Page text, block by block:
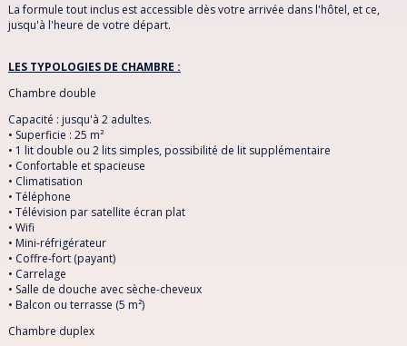
La formule tout inclus est accessible dès votre arrivée dans l'hôtel, et ce,
jusqu'à l'heure de votre départ.
LES TYPOLOGIES DE CHAMBRE :
Chambre double
Capacité : jusqu'à 2 adultes.
• Superficie : 25 m²
• 1 lit double ou 2 lits simples, possibilité de lit supplémentaire
• Confortable et spacieuse
• Climatisation
• Téléphone
• Télévision par satellite écran plat
• Wifi
• Mini-réfrigérateur
• Coffre-fort (payant)
• Carrelage
• Salle de douche avec sèche-cheveux
• Balcon ou terrasse (5 m²)
Chambre duplex